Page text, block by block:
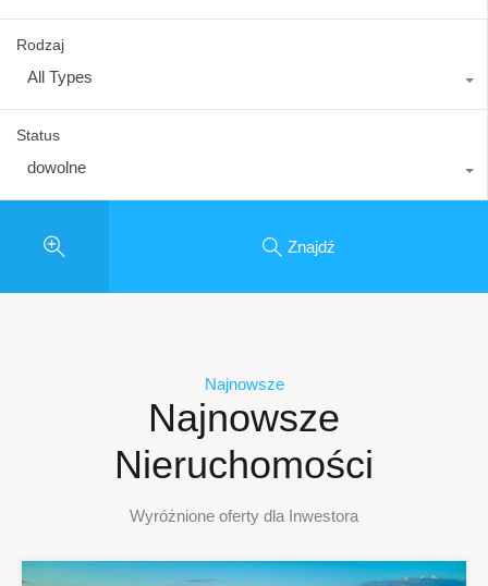
Rodzaj
All Types
Status
dowolne
Znajdź
Najnowsze
Najnowsze
Nieruchomości
Wyróżnione oferty dla Inwestora